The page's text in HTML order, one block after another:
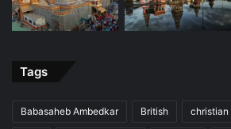
Tags
Babasaheb Ambedkar British christian